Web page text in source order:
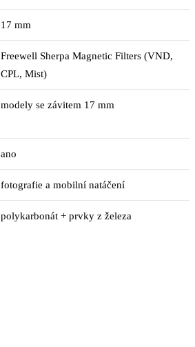
17 mm
Freewell Sherpa Magnetic Filters (VND,
CPL, Mist)
modely se závitem 17 mm
ano
fotografie a mobilní natáčení
polykarbonát + prvky z železa